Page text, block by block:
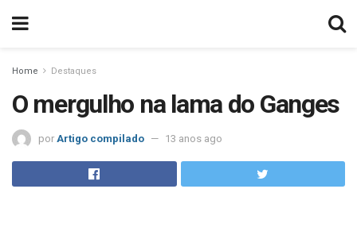
Home Destaques
O mergulho na lama do Ganges
por Artigo compilado 13 anos ago